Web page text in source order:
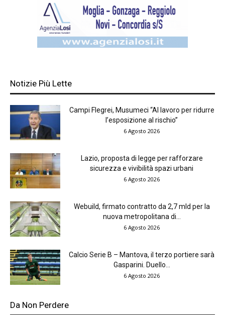
Notizie Più Lette
Campi Flegrei, Musumeci “Al lavoro per ridurre
l’esposizione al rischio”
6 Agosto 2026
Lazio, proposta di legge per rafforzare
sicurezza e vivibilità spazi urbani
6 Agosto 2026
Webuild, firmato contratto da 2,7 mld per la
nuova metropolitana di...
6 Agosto 2026
Calcio Serie B – Mantova, il terzo portiere sarà
Gasparini. Duello...
6 Agosto 2026
Da Non Perdere